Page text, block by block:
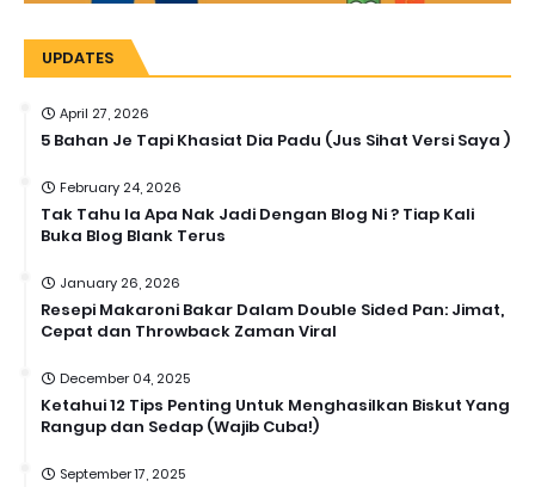
UPDATES
April 27, 2026
5 Bahan Je Tapi Khasiat Dia Padu (Jus Sihat Versi Saya )
February 24, 2026
Tak Tahu la Apa Nak Jadi Dengan Blog Ni ? Tiap Kali
Buka Blog Blank Terus
January 26, 2026
Resepi Makaroni Bakar Dalam Double Sided Pan: Jimat,
Cepat dan Throwback Zaman Viral
December 04, 2025
Ketahui 12 Tips Penting Untuk Menghasilkan Biskut Yang
Rangup dan Sedap (Wajib Cuba!)
September 17, 2025